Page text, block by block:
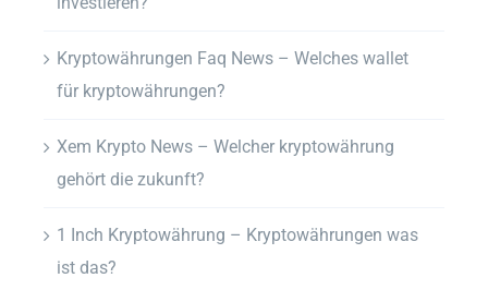
Kryptowährungen Faq News – Welches wallet
für kryptowährungen?
Xem Krypto News – Welcher kryptowährung
gehört die zukunft?
1 Inch Kryptowährung – Kryptowährungen was
ist das?